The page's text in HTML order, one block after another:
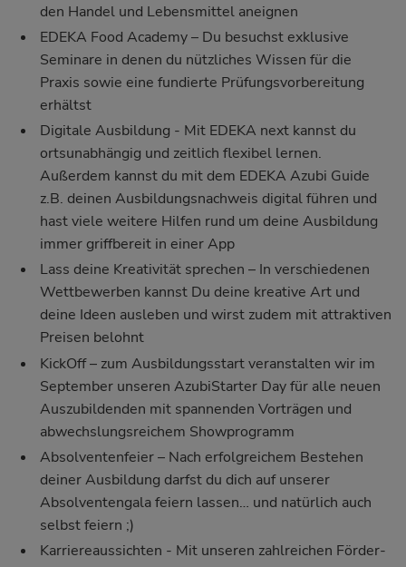
den Handel und Lebensmittel aneignen
EDEKA Food Academy– Du besuchst exklusive
Seminare in denen du nützliches Wissen für die
Praxis sowie eine fundierte Prüfungsvorbereitung
erhältst
Digitale Ausbildung - Mit EDEKA next kannst du
ortsunabhängig und zeitlich flexibel lernen.
Außerdem kannst du mit dem EDEKA Azubi Guide
z.B. deinen Ausbildungsnachweis digital führen und
hast viele weitere Hilfen rund um deine Ausbildung
immer griffbereit in einer App
Lass deine Kreativität sprechen – In verschiedenen
Wettbewerben kannst Du deine kreative Art und
deine Ideen ausleben und wirst zudem mit attraktiven
Preisen belohnt
KickOff – zum Ausbildungsstart veranstalten wir im
September unseren AzubiStarter Day für alle neuen
Auszubildenden mit spannenden Vorträgen und
abwechslungsreichem Showprogramm
Absolventenfeier – Nach erfolgreichem Bestehen
deiner Ausbildung darfst du dich auf unserer
Absolventengala feiern lassen… und natürlich auch
selbst feiern ;)
Karriereaussichten - Mit unseren zahlreichen Förder-